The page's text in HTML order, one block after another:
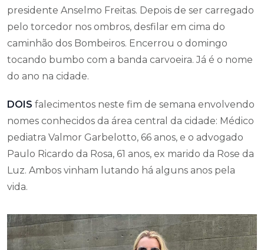
presidente Anselmo Freitas. Depois de ser carregado
pelo torcedor nos ombros, desfilar em cima do
caminhão dos Bombeiros. Encerrou o domingo
tocando bumbo com a banda carvoeira. Já é o nome
do ano na cidade.
DOIS falecimentos neste fim de semana envolvendo
nomes conhecidos da área central da cidade: Médico
pediatra Valmor Garbelotto, 66 anos, e o advogado
Paulo Ricardo da Rosa, 61 anos, ex marido da Rose da
Luz. Ambos vinham lutando há alguns anos pela
vida.